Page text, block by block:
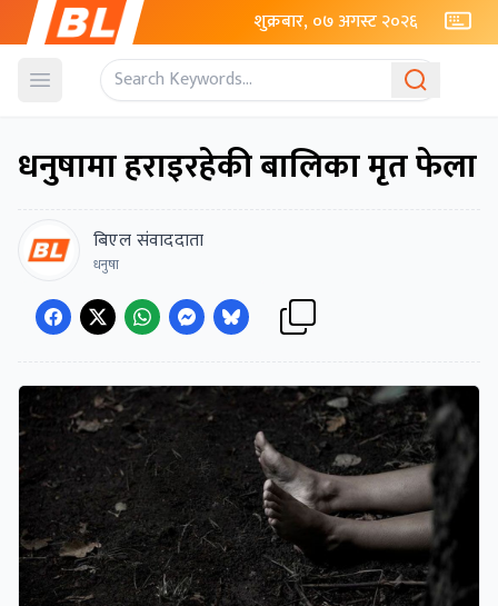
शुक्रबार, ०७ अगस्ट २०२६
Open menu
धनुषामा हराइरहेकी बालिका मृत फेला
बिएल संवाददाता
धनुषा